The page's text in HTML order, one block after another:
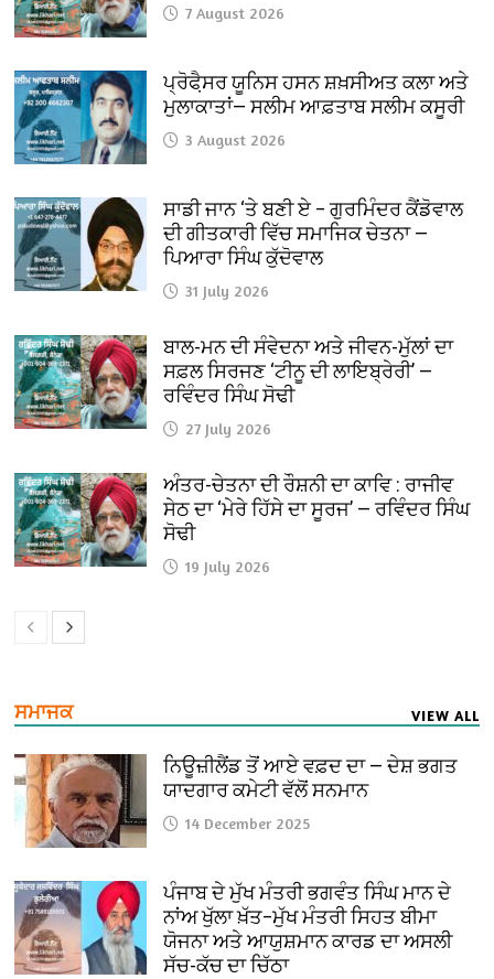
7 August 2026
ਪ੍ਰੋਫੈ਼ਸਰ ਯੂਨਿਸ ਹਸਨ ਸ਼ਖ਼ਸੀਅਤ ਕਲਾ ਅਤੇ
ਮੁਲਾਕਾਤਾਂ— ਸਲੀਮ ਆਫ਼ਤਾਬ ਸਲੀਮ ਕਸੂਰੀ
3 August 2026
ਸਾਡੀ ਜਾਨ ‘ਤੇ ਬਣੀ ਏ – ਗੁਰਮਿੰਦਰ ਕੈਂਡੋਵਾਲ
ਦੀ ਗੀਤਕਾਰੀ ਵਿੱਚ ਸਮਾਜਿਕ ਚੇਤਨਾ —
ਪਿਆਰਾ ਸਿੰਘ ਕੁੱਦੋਵਾਲ
31 July 2026
ਬਾਲ-ਮਨ ਦੀ ਸੰਵੇਦਨਾ ਅਤੇ ਜੀਵਨ-ਮੁੱਲਾਂ ਦਾ
ਸਫ਼ਲ ਸਿਰਜਣ ‘ਟੀਨੂ ਦੀ ਲਾਇਬ੍ਰੇਰੀ’ —
ਰਵਿੰਦਰ ਸਿੰਘ ਸੋਢੀ
27 July 2026
ਅੰਤਰ-ਚੇਤਨਾ ਦੀ ਰੌਸ਼ਨੀ ਦਾ ਕਾਵਿ : ਰਾਜੀਵ
ਸੇਠ ਦਾ ‘ਮੇਰੇ ਹਿੱਸੇ ਦਾ ਸੂਰਜ’ — ਰਵਿੰਦਰ ਸਿੰਘ
ਸੋਢੀ
19 July 2026
ਸਮਾਜਕ VIEW ALL
ਨਿਊਜ਼ੀਲੈਂਡ ਤੋਂ ਆਏ ਵਫ਼ਦ ਦਾ — ਦੇਸ਼ ਭਗਤ
ਯਾਦਗਾਰ ਕਮੇਟੀ ਵੱਲੋਂ ਸਨਮਾਨ
14 December 2025
ਪੰਜਾਬ ਦੇ ਮੁੱਖ ਮੰਤਰੀ ਭਗਵੰਤ ਸਿੰਘ ਮਾਨ ਦੇ
ਨਾਂਅ ਖੁੱਲਾ ਖ਼ੱਤ–ਮੁੱਖ ਮੰਤਰੀ ਸਿਹਤ ਬੀਮਾ
ਯੋਜਨਾ ਅਤੇ ਆਯੁਸ਼ਮਾਨ ਕਾਰਡ ਦਾ ਅਸਲੀ
ਸੱਚ-ਕੱਚ ਦਾ ਚਿੱਠਾ